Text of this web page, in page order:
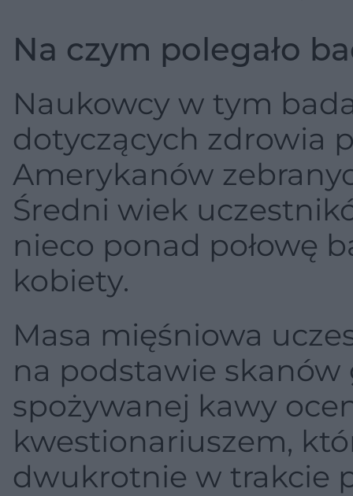
Na czym polegało
Naukowcy w tym
dotyczących zdrowia
Amerykanów
Średni wiek
nieco ponad połowę
kobiety.
Masa mięśniowa
na podstawie skanów
spożywanej kawy
kwestionariuszem,
dwukrotnie w trakcie